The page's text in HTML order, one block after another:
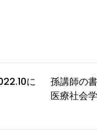
に
孫講師の
医療社会